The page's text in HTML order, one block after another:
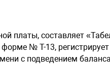
местах,
чувство
платы, составляет
№ Т-13, регистрирует
с подведением баланса